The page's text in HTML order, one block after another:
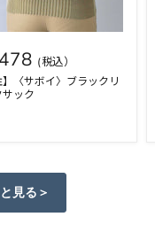
】〈サボイ〉ブラックリ
ック
見る＞